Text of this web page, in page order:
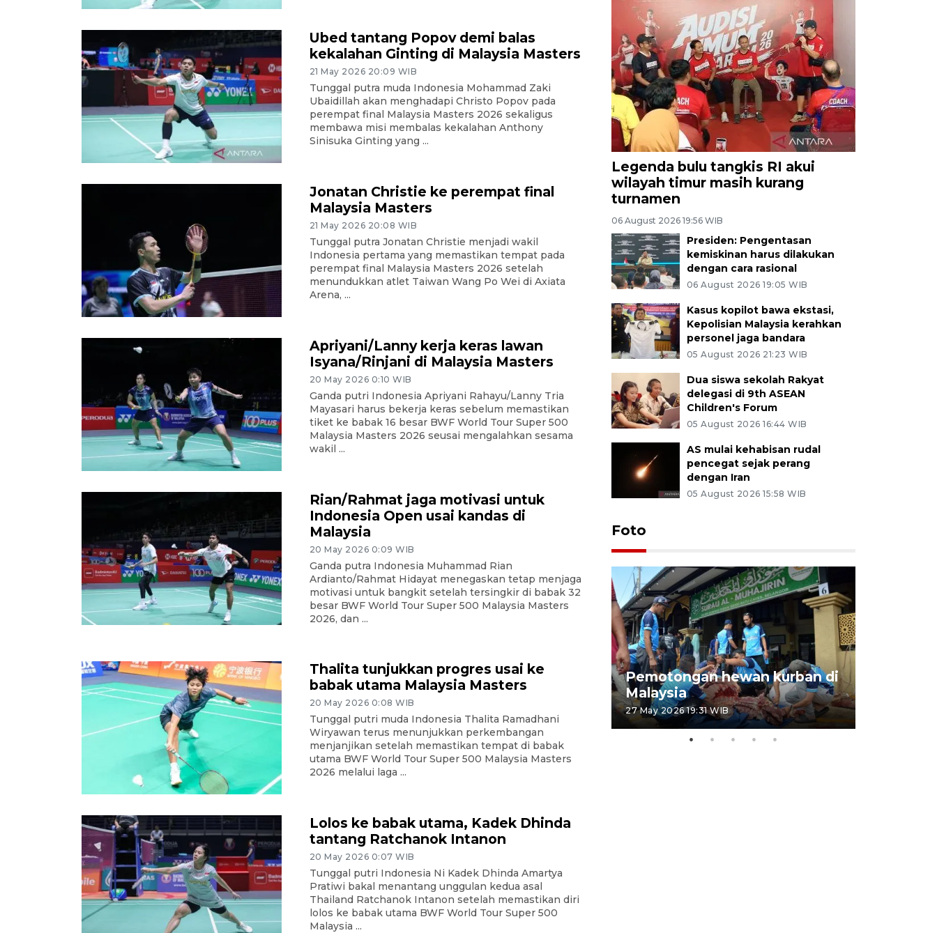
Ubed tantang Popov demi balas
kekalahan Ginting di Malaysia Masters
21 May 2026 20:09 WIB
Tunggal putra muda Indonesia Mohammad Zaki
Ubaidillah akan menghadapi Christo Popov pada
perempat final Malaysia Masters 2026 sekaligus
membawa misi membalas kekalahan Anthony
Sinisuka Ginting yang ...
Jonatan Christie ke perempat final
Malaysia Masters
21 May 2026 20:08 WIB
Tunggal putra Jonatan Christie menjadi wakil
Indonesia pertama yang memastikan tempat pada
perempat final Malaysia Masters 2026 setelah
menundukkan atlet Taiwan Wang Po Wei di Axiata
Arena, ...
Apriyani/Lanny kerja keras lawan
Isyana/Rinjani di Malaysia Masters
20 May 2026 0:10 WIB
Ganda putri Indonesia Apriyani Rahayu/Lanny Tria
Mayasari harus bekerja keras sebelum memastikan
tiket ke babak 16 besar BWF World Tour Super 500
Malaysia Masters 2026 seusai mengalahkan sesama
wakil ...
Rian/Rahmat jaga motivasi untuk
Indonesia Open usai kandas di
Malaysia
20 May 2026 0:09 WIB
Ganda putra Indonesia Muhammad Rian
Ardianto/Rahmat Hidayat menegaskan tetap menjaga
motivasi untuk bangkit setelah tersingkir di babak 32
besar BWF World Tour Super 500 Malaysia Masters
2026, dan ...
Thalita tunjukkan progres usai ke
babak utama Malaysia Masters
20 May 2026 0:08 WIB
Tunggal putri muda Indonesia Thalita Ramadhani
Wiryawan terus menunjukkan perkembangan
menjanjikan setelah memastikan tempat di babak
utama BWF World Tour Super 500 Malaysia Masters
2026 melalui laga ...
Lolos ke babak utama, Kadek Dhinda
tantang Ratchanok Intanon
20 May 2026 0:07 WIB
Tunggal putri Indonesia Ni Kadek Dhinda Amartya
Pratiwi bakal menantang unggulan kedua asal
Thailand Ratchanok Intanon setelah memastikan diri
lolos ke babak utama BWF World Tour Super 500
Malaysia ...
Legenda bulu tangkis RI akui
wilayah timur masih kurang
turnamen
06 August 2026 19:56 WIB
Presiden: Pengentasan
kemiskinan harus dilakukan
dengan cara rasional
06 August 2026 19:05 WIB
Kasus kopilot bawa ekstasi,
Kepolisian Malaysia kerahkan
personel jaga bandara
05 August 2026 21:23 WIB
Dua siswa sekolah Rakyat
delegasi di 9th ASEAN
Children's Forum
05 August 2026 16:44 WIB
AS mulai kehabisan rudal
pencegat sejak perang
dengan Iran
05 August 2026 15:58 WIB
Foto
Tarawih di Malaysia
Pemotongan hewan kurban di
Malaysia
27 May 2026 19:31 WIB